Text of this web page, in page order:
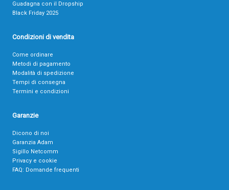
Guadagna con il Dropship
Black Friday 2025
Condizioni di vendita
Come ordinare
Metodi di pagamento
Modalità di spedizione
Tempi di consegna
Termini e condizioni
Garanzie
Dicono di noi
Garanzia Adam
Sigillo Netcomm
Privacy e cookie
FAQ: Domande frequenti